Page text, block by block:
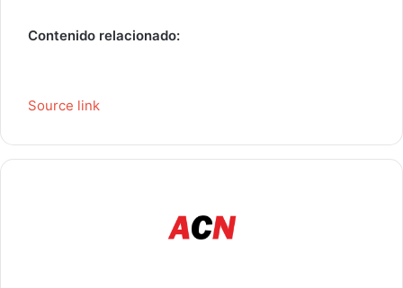
Contenido relacionado:
Source link